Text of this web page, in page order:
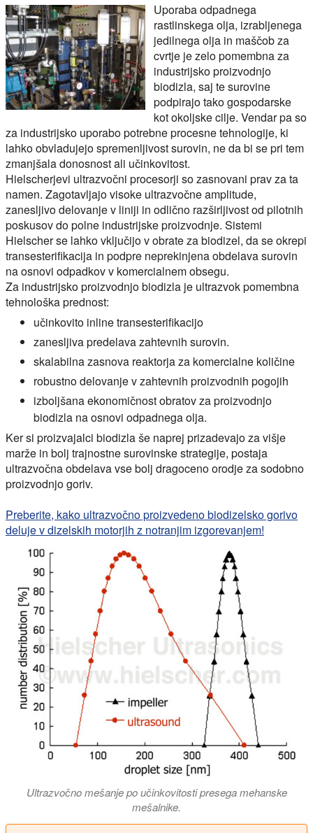
Uporaba odpadnega
rastlinskega olja, izrabljenega
jedilnega olja in maščob za
cvrtje je zelo pomembna za
industrijsko proizvodnjo
biodizla, saj te surovine
podpirajo tako gospodarske
kot okoljske cilje. Vendar pa so
za industrijsko uporabo potrebne procesne tehnologije, ki
lahko obvladujejo spremenljivost surovin, ne da bi se pri tem
zmanjšala donosnost ali učinkovitost.
Hielscherjevi ultrazvočni procesorji so zasnovani prav za ta
namen. Zagotavljajo visoke ultrazvočne amplitude,
zanesljivo delovanje v liniji in odlično razširljivost od pilotnih
poskusov do polne industrijske proizvodnje. Sistemi
Hielscher se lahko vključijo v obrate za biodizel, da se okrepi
transesterifikacija in podpre neprekinjena obdelava surovin
na osnovi odpadkov v komercialnem obsegu.
Za industrijsko proizvodnjo biodizla je ultrazvok pomembna
tehnološka prednost:
učinkovito inline transesterifikacijo
zanesljiva predelava zahtevnih surovin.
skalabilna zasnova reaktorja za komercialne količine
robustno delovanje v zahtevnih proizvodnih pogojih
izboljšana ekonomičnost obratov za proizvodnjo
biodizla na osnovi odpadnega olja.
Ker si proizvajalci biodizla še naprej prizadevajo za višje
marže in bolj trajnostne surovinske strategije, postaja
ultrazvočna obdelava vse bolj dragoceno orodje za sodobno
proizvodnjo goriv.
Preberite, kako ultrazvočno proizvedeno biodizelsko gorivo
deluje v dizelskih motorjih z notranjim izgorevanjem!
Ultrazvočno mešanje po učinkovitosti presega mehanske
mešalnike.